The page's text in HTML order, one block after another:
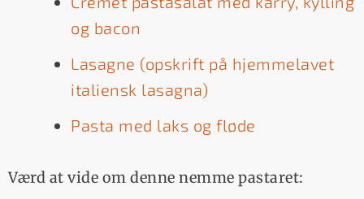
og bacon
Lasagne (opskrift på hjemmelavet
italiensk lasagna)
Pasta med laks og fløde
Værd at vide om denne nemme pastaret: